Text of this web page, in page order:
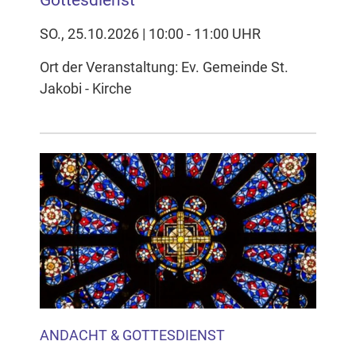
SO., 25.10.2026 | 10:00 - 11:00 UHR
Ort der Veranstaltung: Ev. Gemeinde St.
Jakobi - Kirche
ANDACHT & GOTTESDIENST